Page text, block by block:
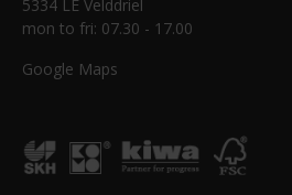
5334 LE Velddriel
mon to fri: 07.30 - 17.00
Google Maps